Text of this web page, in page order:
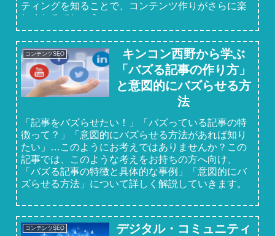
ティングを知ることで、コンテンツ作りがさらに楽
しくなるでしょう。
コンテンツSEO
キンコン西野から学ぶ
「バズる記事の作り方」
と意図的にバズらせる方
法
「記事をバズらせたい！」「バズっている記事の特
徴って？」「意図的にバズらせる方法があれば知り
たい」…このようにお考えではありませんか？この
記事では、このような考えをお持ちの方へ向け、
「バズる記事の特徴と具体的な事例」「意図的にバ
ズらせる方法」について詳しく解説していきます。
コンテンツSEO
デジタル・コミュニティ